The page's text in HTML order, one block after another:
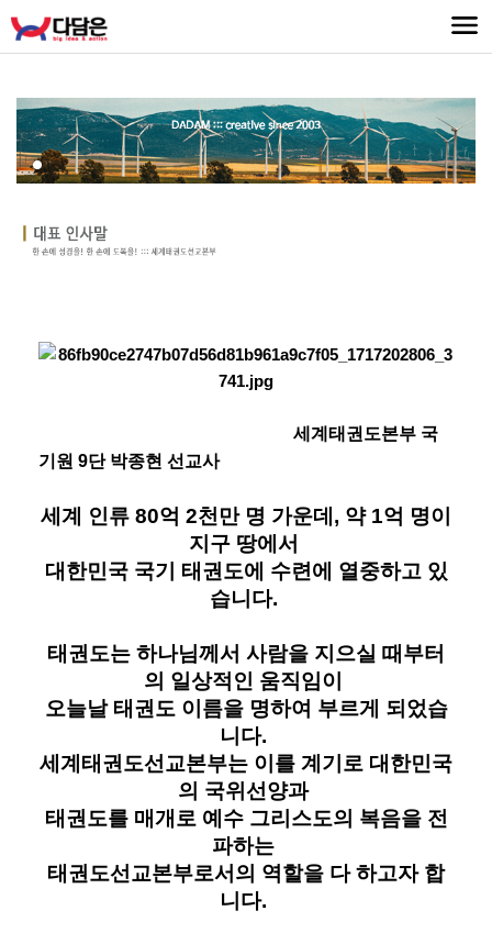
세계태권도본부 국
기원 9단 박종현 선교사
세계 인류 80억 2천만 명 가운데, 약 1억 명이
지구 땅에서
대한민국 국기 태권도에 수련에 열중하고 있
습니다.
태권도는 하나님께서 사람을 지으실 때부터
의 일상적인 움직임이
오늘날 태권도 이름을 명하여 부르게 되었습
니다.
세계태권도선교본부는 이를 계기로 대한민국
의 국위선양과
태권도를 매개로 예수 그리스도의 복음을 전
파하는
태권도선교본부로서의 역할을 다 하고자 합
니다.